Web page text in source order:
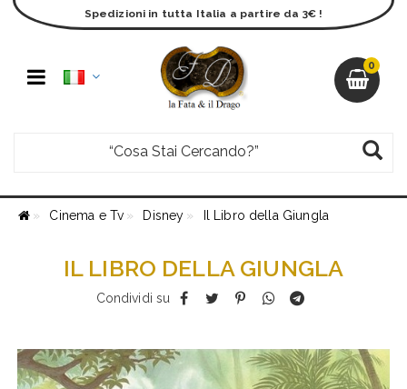
0
Spedizioni in tutta Italia a partire da 3€ !
Cinema e Tv Disney Il Libro della Giungla
IL LIBRO DELLA GIUNGLA
Condividi su